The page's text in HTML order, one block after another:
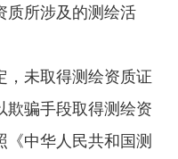
质所涉及的测绘活
未取得测绘资质证
欺骗手段取得测绘资
《中华人民共和国测